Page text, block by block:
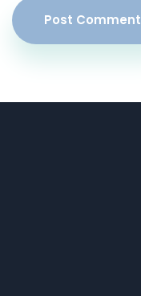
Post Comment